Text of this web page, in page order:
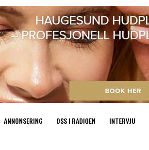
ANNONSERING OSS I RADIOEN INTERVJU